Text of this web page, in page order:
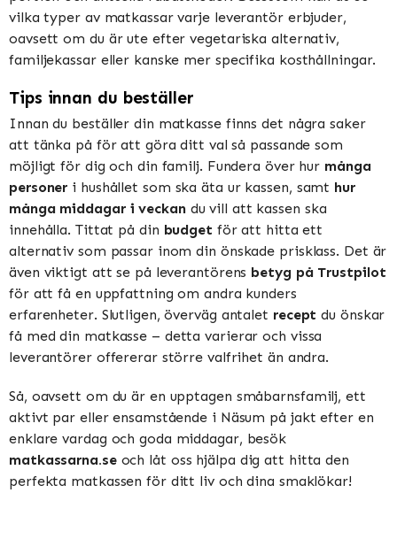
vilka typer av matkassar varje leverantör erbjuder,
oavsett om du är ute efter vegetariska alternativ,
familjekassar eller kanske mer specifika kosthållningar.
Tips innan du beställer
Innan du beställer din matkasse finns det några saker
att tänka på för att göra ditt val så passande som
möjligt för dig och din familj. Fundera över hur många
personer i hushållet som ska äta ur kassen, samt hur
många middagar i veckandu vill att kassen ska
innehålla. Tittat på din budget för att hitta ett
alternativ som passar inom din önskade prisklass. Det är
även viktigt att se på leverantörens betyg på Trustpilot
för att få en uppfattning om andra kunders
erfarenheter. Slutligen, överväg antalet recept du önskar
få med din matkasse – detta varierar och vissa
leverantörer offererar större valfrihet än andra.
Så, oavsett om du är en upptagen småbarnsfamilj, ett
aktivt par eller ensamstående i Näsum på jakt efter en
enklare vardag och goda middagar, besök
matkassarna.seoch låt oss hjälpa dig att hitta den
perfekta matkassen för ditt liv och dina smaklökar!